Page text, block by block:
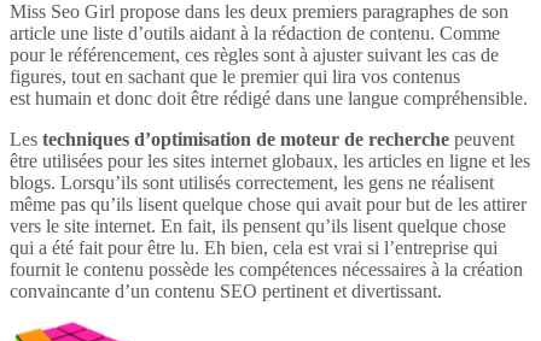
Miss Seo Girl propose dans les deux premiers paragraphes de son
article une liste d’outils aidant à la rédaction de contenu. Comme
pour le référencement, ces règles sont à ajuster suivant les cas de
figures, tout en sachant que le premier qui lira vos contenus
est humain et donc doit être rédigé dans une langue compréhensible.
Les techniques d’optimisation de moteur de recherche peuvent
être utilisées pour les sites internet globaux, les articles en ligne et les
blogs. Lorsqu’ils sont utilisés correctement, les gens ne réalisent
même pas qu’ils lisent quelque chose qui avait pour but de les attirer
vers le site internet. En fait, ils pensent qu’ils lisent quelque chose
qui a été fait pour être lu. Eh bien, cela est vrai si l’entreprise qui
fournit le contenu possède les compétences nécessaires à la création
convaincante d’un contenu SEO pertinent et divertissant.